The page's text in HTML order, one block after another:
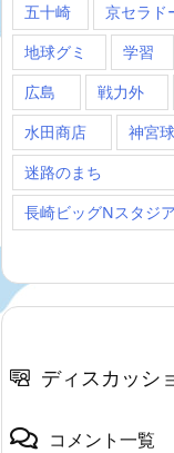
五十崎
京セラド
地球グミ
学習
広島
戦力外
水田商店
神宮
迷路のまち
長崎ビッグNスタジ
ディスカッシ
コメント一覧